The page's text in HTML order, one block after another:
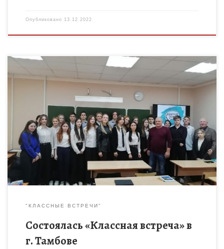
Опубликовано 13.12.2022
В рамках Дня Конституции в школе №22 г. Тамбова прошла
классная встреча с федеральным судьей по уголовным делам
Волощенко Андреем Павловичем и бывшим председателем
Октябрьского […]
"КЛАССНЫЕ ВСТРЕЧИ"
Состоялась «Классная встреча» в
г. Тамбове